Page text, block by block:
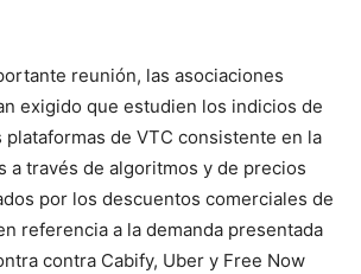
reunión, las asociaciones
exigido que estudien los indicios de
de VTC consistente en la
a través de algoritmos y de precios
por los descuentos comerciales de
referencia a la demanda presentada
contra Cabify, Uber y Free Now